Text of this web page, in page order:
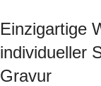
Einzigartige
individueller
Gravur